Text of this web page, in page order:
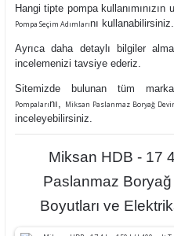
Hangi tipte pompa
Pompa Seçim Adımlarını kullanabilirsiniz.
Ayrıca daha detaylı bilgiler
incelemenizi tavsiye ederiz.
Sitemizde bulunan tüm
Pompalarını, Miksan Paslanmaz Boryağ
inceleyebilirsiniz.
Miksan HDB - 17
Paslanmaz
Boyutları ve